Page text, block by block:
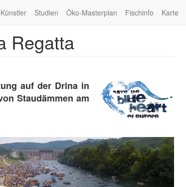
Künstler Studien Öko-Masterplan Fischinfo Karte
Regatta
auf der Drina in
Staudämmen am